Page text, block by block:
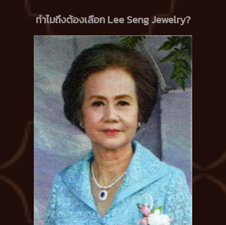
ทำไมถึงต้องเลือก Lee Seng Jewelry?